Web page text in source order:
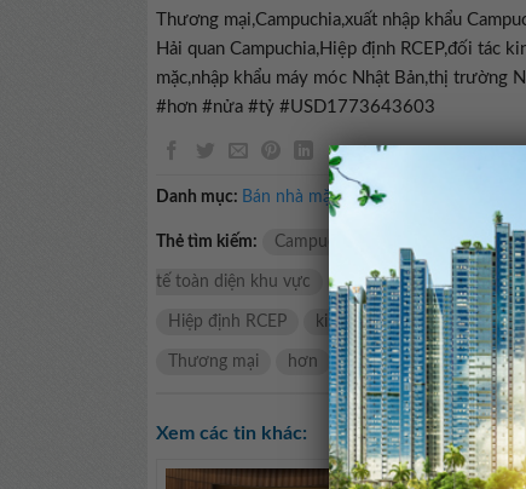
Thương mại,Campuchia,xuất nhập khẩu
Hải quan Campuchia,Hiệp định RCEP,đối tác
mặc,nhập khẩu máy móc Nhật Bản,thị trường
#hơn #nửa #tỷ #USD1773643603
Danh mục: Bán nhà mặt tiền
Thẻ tìm kiếm: Campuchia thị trường Nh
tế toàn diện khu vực Tổng cục Hải quan
Hiệp định RCEP kinh tế Campuchia xuất
Thương mại hơn Tỷ sàng nhật
Xem các tin khác:
Quốc hội thảo